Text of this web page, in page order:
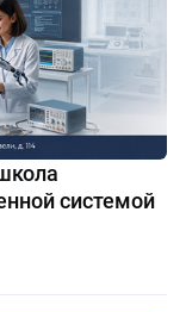
системой